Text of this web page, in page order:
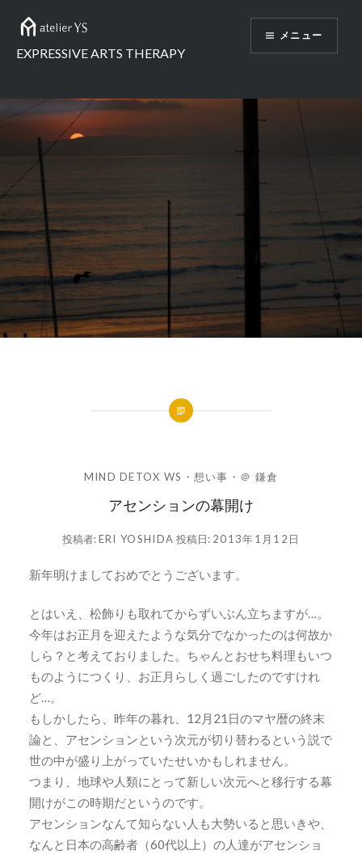
プ
EXPRESSIVE ARTS THERAPY
メニュー
MIND DETOX WS ・ 想い事 ・ ＠ 鎌倉
アセンションの幕開け
投稿者:ERI YOSHIDA 投稿日: 2013年1月12日
新年明けましておめでとうございます。
とはいえ、松飾りも取れてからずいぶん立ちますが…。
今年はお正月を迎えたような気分でなかったのは何故か
しら？と考えておりました。ちゃんとおせち料理もいつ
ものようにつくり、お正月らしく過ごしたのですけれ
ど…。
もしかしたら、昨年の暮れ、12月21日のマヤ暦の終末
論と、アセンションという次元が切り替わるという説で
世の中が盛り上がっていたせいかもしれません。
つまり、地球や人類にとって新しい次元へと移行する幕
開けがこの時期だというのです。
アセンションなんて知らない人も大勢いると思いきや、
なんと日本の高齢者（60代以上）の人達がアセンショ